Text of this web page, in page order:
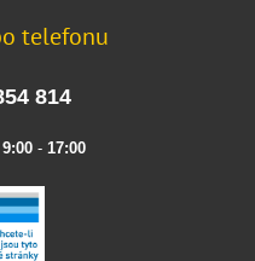
telefonu
814
9:00- 17:00